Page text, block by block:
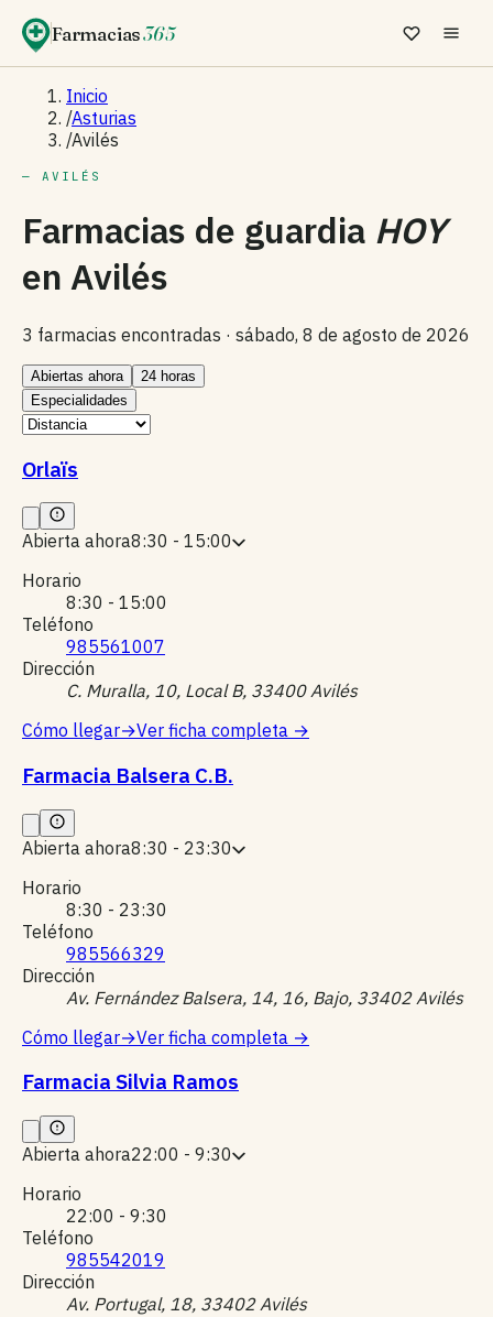
Farmacias365
Inicio
/Asturias
/Avilés
— AVILÉS
Farmacias de guardia HOY
en Avilés
3 farmacias encontradas · sábado, 8 de agosto de 2026
Abiertas ahora
24 horas
Especialidades
Orlaïs
Abierta ahora8:30 - 15:00
Horario
8:30 - 15:00
Teléfono
985561007
Dirección
C. Muralla, 10, Local B, 33400 Avilés
Cómo llegar→Ver ficha completa →
Farmacia Balsera C.B.
Abierta ahora8:30 - 23:30
Horario
8:30 - 23:30
Teléfono
985566329
Dirección
Av. Fernández Balsera, 14, 16, Bajo, 33402 Avilés
Cómo llegar→Ver ficha completa →
Farmacia Silvia Ramos
Abierta ahora22:00 - 9:30
Horario
22:00 - 9:30
Teléfono
985542019
Dirección
Av. Portugal, 18, 33402 Avilés